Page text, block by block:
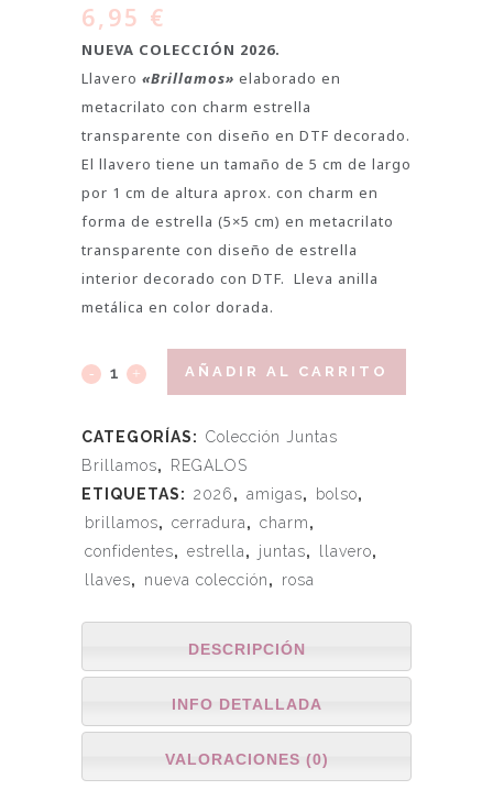
6,95 €
NUEVA COLECCIÓN 2026.
Llavero «Brillamos» elaborado en
metacrilato con charm estrella
transparente con diseño en DTF decorado.
El llavero tiene un tamaño de 5 cm de largo
por 1 cm de altura aprox. con charm en
forma de estrella (5×5 cm) en metacrilato
transparente con diseño de estrella
interior decorado con DTF. Lleva anilla
metálica en color dorada.
AÑADIR AL CARRITO
CATEGORÍAS: Colección Juntas
Brillamos,
REGALOS
ETIQUETAS: 2026, amigas, bolso,
brillamos, cerradura, charm,
confidentes, estrella, juntas, llavero,
llaves, nueva colección, rosa
DESCRIPCIÓN
INFO DETALLADA
VALORACIONES (0)